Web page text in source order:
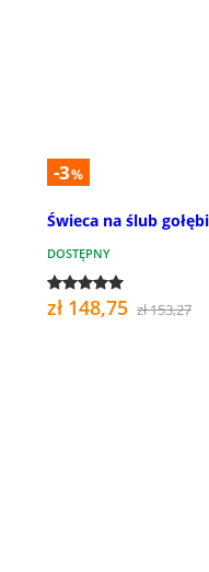
-3%
Świeca na ślub
DOSTĘPNY
zł 148,75 zł 153,27